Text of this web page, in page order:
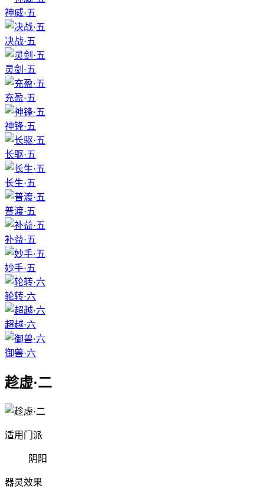
神威·五
决战·五
灵剑·五
充盈·五
神锋·五
长驱·五
长生·五
普渡·五
补益·五
妙手·五
轮转·六
超越·六
御兽·六
趁虚·二
适用门派
阴阳
器灵效果